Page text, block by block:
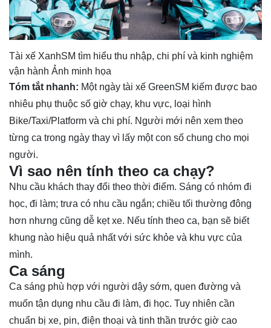
Tài xế XanhSM tìm hiểu thu nhập, chi phí và kinh nghiệm
vận hành Ảnh minh họa
Tóm tắt nhanh: Một ngày tài xế GreenSM kiếm được bao
nhiêu phụ thuộc số giờ chạy, khu vực, loại hình
Bike/Taxi/Platform và chi phí. Người mới nên xem theo
từng ca trong ngày thay vì lấy một con số chung cho mọi
người.
Vì sao nên tính theo ca chạy?
Nhu cầu khách thay đổi theo thời điểm. Sáng có nhóm đi
học, đi làm; trưa có nhu cầu ngắn; chiều tối thường đông
hơn nhưng cũng dễ kẹt xe. Nếu tính theo ca, bạn sẽ biết
khung nào hiệu quả nhất với sức khỏe và khu vực của
mình.
Ca sáng
Ca sáng phù hợp với người dậy sớm, quen đường và
muốn tận dụng nhu cầu đi làm, đi học. Tuy nhiên cần
chuẩn bị xe, pin, điện thoại và tinh thần trước giờ cao